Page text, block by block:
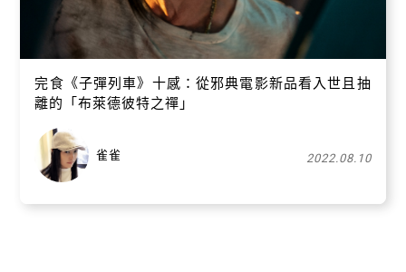
完食《子彈列車》十感：從邪典電影新品看入世且抽
離的「布萊德彼特之禪」
雀雀 2022.08.10